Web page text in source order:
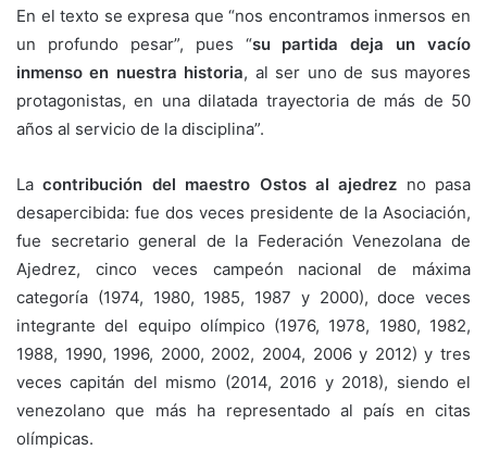
En el texto se expresa que “nos encontramos inmersos en
un profundo pesar”, pues “su partida deja un vacío
inmenso en nuestra historia, al ser uno de sus mayores
protagonistas, en una dilatada trayectoria de más de 50
años al servicio de la disciplina”.
Lacontribución del maestro Ostos al ajedrez no pasa
desapercibida: fue dos veces presidente de la Asociación,
fue secretario general de la Federación Venezolana de
Ajedrez, cinco veces campeón nacional de máxima
categoría (1974, 1980, 1985, 1987 y 2000), doce veces
integrante del equipo olímpico (1976, 1978, 1980, 1982,
1988, 1990, 1996, 2000, 2002, 2004, 2006 y 2012) y tres
veces capitán del mismo (2014, 2016 y 2018), siendo el
venezolano que más ha representado al país en citas
olímpicas.